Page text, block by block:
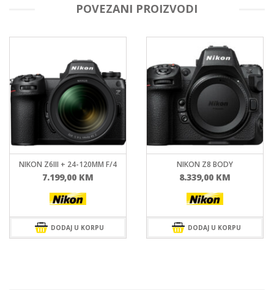
POVEZANI PROIZVODI
NIKON Z6III + 24-120MM F/4
7.199,00 KM
DODAJ U KORPU
NIKON Z8 BODY
8.339,00 KM
DODAJ U KORPU